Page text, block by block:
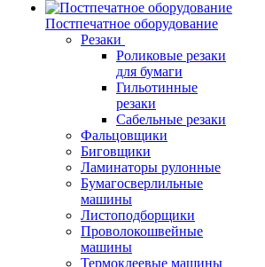
Постпечатное оборудование
Резаки
Роликовые резаки
для бумаги
Гильотинные
резаки
Сабельные резаки
Фальцовщики
Биговщики
Ламинаторы рулонные
Бумагосверлильные
машины
Листоподборщики
Проволокошвейные
машины
Термоклеевые машины